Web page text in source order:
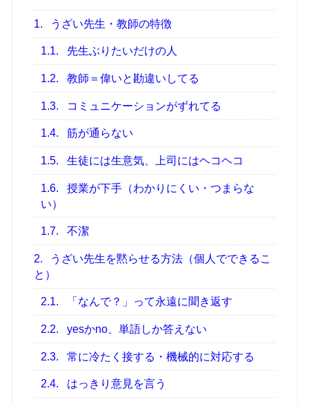
1. うざい先生・教師の特徴
1.1. 先生ぶりたいだけの人
1.2. 教師＝偉いと勘違いしてる
1.3. コミュニケーションがずれてる
1.4. 筋が通らない
1.5. 生徒には生意気、上司にはヘコヘコ
1.6.
授業が下手（わかりにくい・つまらな
い）
1.7. 不潔
2.
うざい先生を黙らせる方法（個人でできるこ
と）
2.1. 「なんで？」って永遠に聞き返す
2.2. yesかno、単語しか答えない
2.3. 常に冷たく接する・機械的に対応する
2.4. はっきり意見を言う